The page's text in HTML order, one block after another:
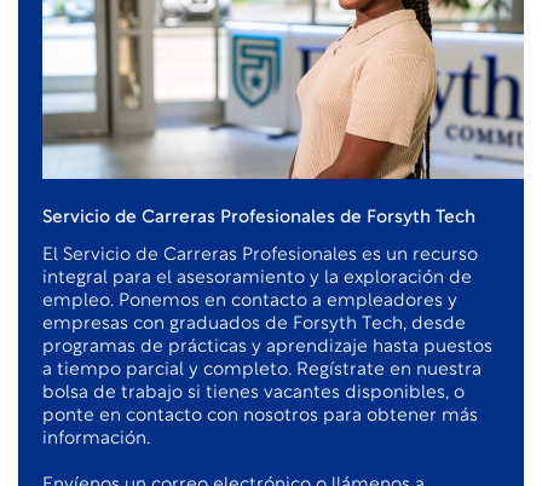
Servicio de Carreras Profesionales de Forsyth Tech
El Servicio de Carreras Profesionales es un recurso
integral para el asesoramiento y la exploración de
empleo. Ponemos en contacto a empleadores y
empresas con graduados de Forsyth Tech, desde
programas de prácticas y aprendizaje hasta puestos
a tiempo parcial y completo. Regístrate en nuestra
bolsa de trabajo si tienes vacantes disponibles, o
ponte en contacto con nosotros para obtener más
información.